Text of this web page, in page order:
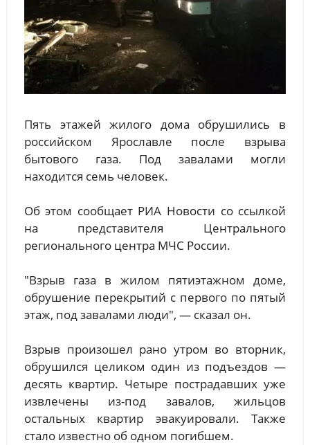
Пять этажей жилого дома обрушились в
российском Ярославле после взрыва
бытового газа. Под завалами могли
находится семь человек.
Об этом сообщает РИА Новости со ссылкой
на представителя Центрального
регионального центра МЧС России.
"Взрыв газа в жилом пятиэтажном доме,
обрушение перекрытий с первого по пятый
этаж, под завалами люди", — сказал он.
Взрыв произошел рано утром во вторник,
обрушился целиком один из подъездов —
десять квартир. Четыре пострадавших уже
извлечены из-под завалов, жильцов
остальных квартир эвакуировали. Также
стало известно об одном погибшем.